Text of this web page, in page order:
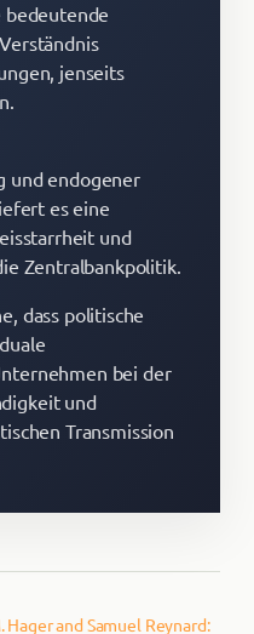
bedeutende
jenseits
und endogener
es eine
und
Zentralbankpolitik.
dass politische
bei der
und
Transmission
and Samuel Reynard: